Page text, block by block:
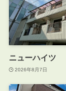
ニューハイツ
2026年8月7日